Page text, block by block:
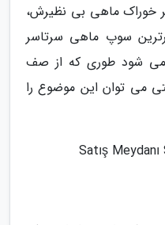
خوراک ماهی بی نظیرش،
سوپ ماهی سرتاسر
می شود طوری که از صف
می توان این موضوع را